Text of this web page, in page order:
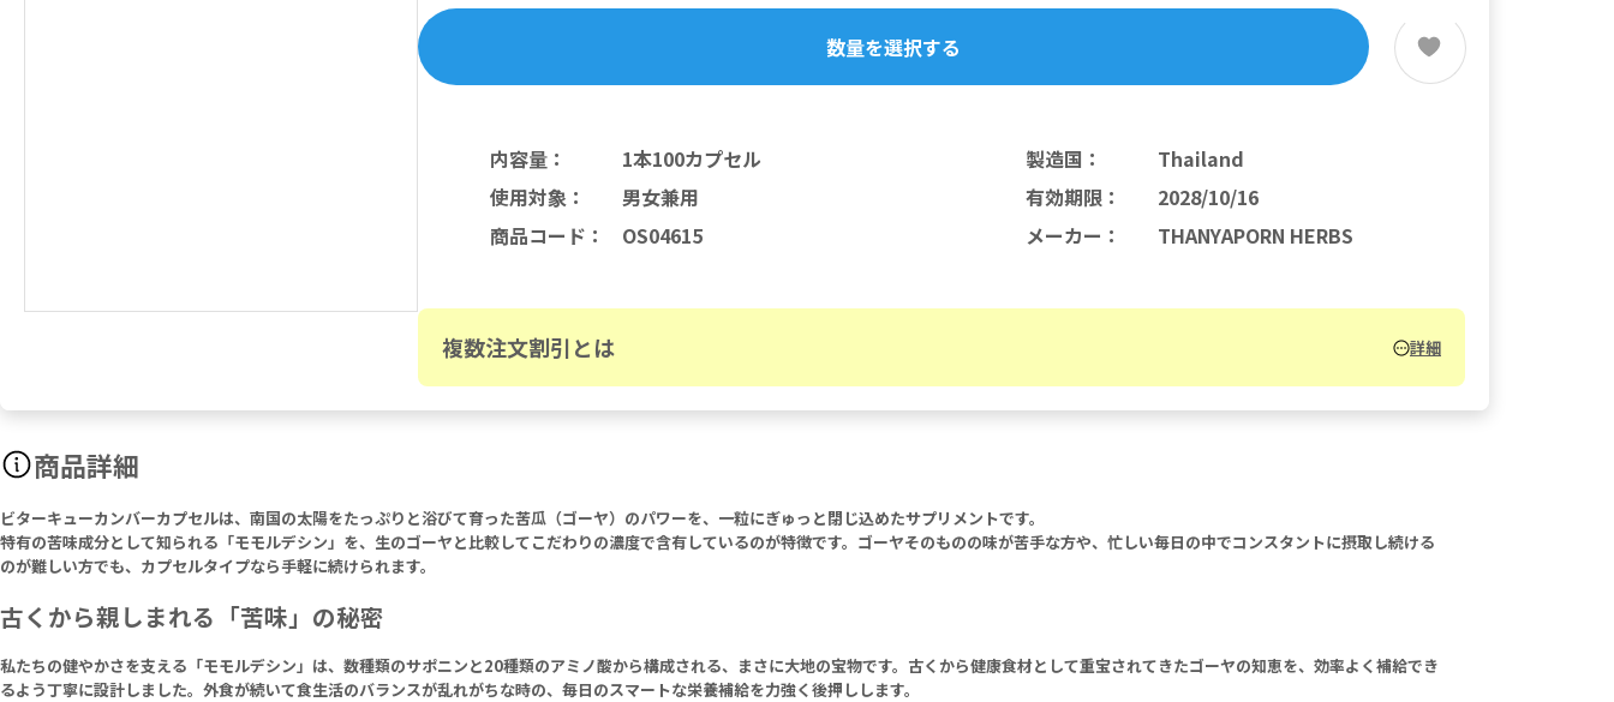
数量を選択する
内容量：
1本100カプセル
使用対象：
男女兼用
商品コード ： OS04615
製造国 ：
Thailand
有効期限：
2028/10/16
メーカー ： THANYAPORN HERBS
複数注文割引とは 詳細
商品詳細
ビターキューカンバーカプセルは、南国の太陽をたっぷりと浴びて育った苦瓜（ゴーヤ）のパワーを、一粒にぎゅっと閉じ込めたサプリメントです。
特有の苦味成分として知られる「モモルデシン」を、生のゴーヤと比較してこだわりの濃度で含有しているのが特徴です。ゴーヤそのものの味が苦手な方や、忙しい毎日の中でコンスタントに摂取し続ける
のが難しい方でも、カプセルタイプなら手軽に続けられます。
古くから親しまれる「苦味」の秘密
私たちの健やかさを支える「モモルデシン」は、数種類のサポニンと20種類のアミノ酸から構成される、まさに大地の宝物です。古くから健康食材として重宝されてきたゴーヤの知恵を、効率よく補給でき
るよう丁寧に設計しました。外食が続いて食生活のバランスが乱れがちな時の、毎日のスマートな栄養補給を力強く後押しします。